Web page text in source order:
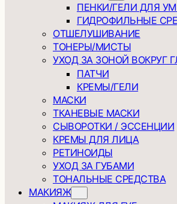
ПЕНКИ/ГЕЛИ ДЛЯ
ГИДРОФИЛЬНЫЕ
ОТШЕЛУШИВАНИЕ
ТОНЕРЫ/МИСТЫ
УХОД ЗА ЗОНОЙ ВОКРУГ
ПАТЧИ
КРЕМЫ/ГЕЛИ
МАСКИ
ТКАНЕВЫЕ МАСКИ
СЫВОРОТКИ / ЭССЕНЦИИ
КРЕМЫ ДЛЯ ЛИЦА
РЕТИНОИДЫ
УХОД ЗА ГУБАМИ
ТОНАЛЬНЫЕ СРЕДСТВА
МАКИЯЖ